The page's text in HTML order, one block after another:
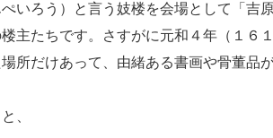
いろう）と言う妓楼を会場として「吉
主たちです。さすがに元和４年（１６
所だけあって、由緒ある書画や骨董品
、